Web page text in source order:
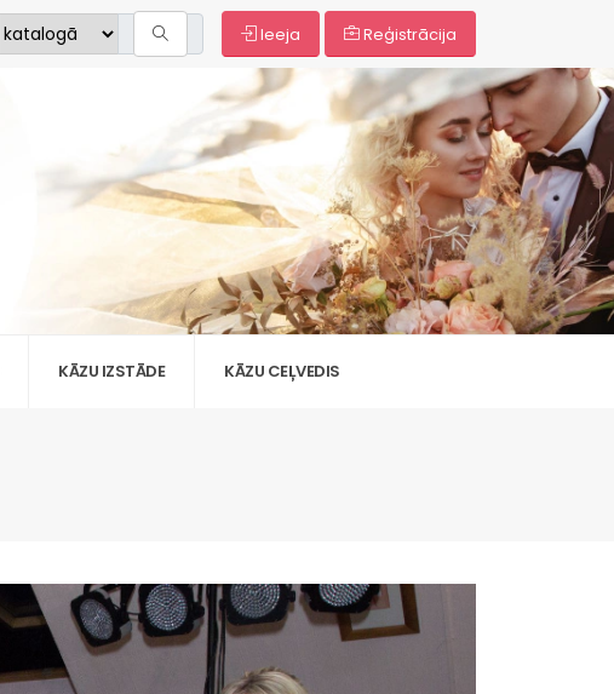
Ieeja Reģistrācija
KĀZU IZSTĀDE KĀZU CEĻVEDIS